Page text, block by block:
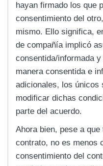
hayan firmado los que
consentimiento del
mismo. Ello significa,
de compañía implicó
consentida/informada
manera consentida e
adicionales, los únicos
modificar dichas
parte del acuerdo.
Ahora bien, pese a que
contrato, no es menos
consentimiento del